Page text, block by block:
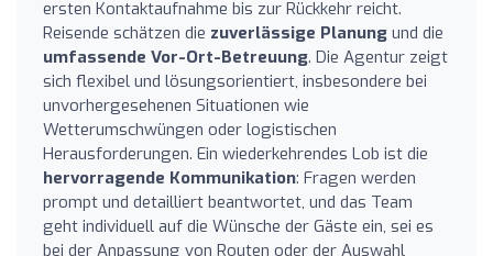
ersten Kontaktaufnahme bis zur Rückkehr reicht.
Reisende schätzen die zuverlässige Planung und die
umfassende Vor-Ort-Betreuung. Die Agentur zeigt
sich flexibel und lösungsorientiert, insbesondere bei
unvorhergesehenen Situationen wie
Wetterumschwüngen oder logistischen
Herausforderungen. Ein wiederkehrendes Lob ist die
hervorragende Kommunikation: Fragen werden
prompt und detailliert beantwortet, und das Team
geht individuell auf die Wünsche der Gäste ein, sei es
bei der Anpassung von Routen oder der Auswahl